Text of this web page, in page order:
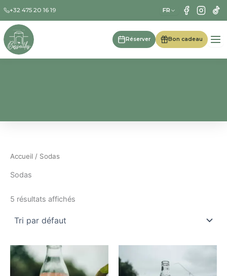
Aller
contenu
+32 475 20 16 19 FR
Réserver Bon cadeau
Accueil / Sodas
Sodas
5 résultats affichés